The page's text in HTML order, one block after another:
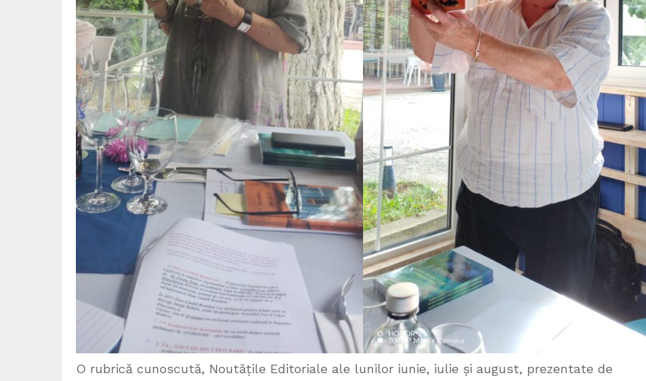
O rubrică cunoscută, Noutățile Editoriale ale lunilor iunie, iulie și august, prezentate de